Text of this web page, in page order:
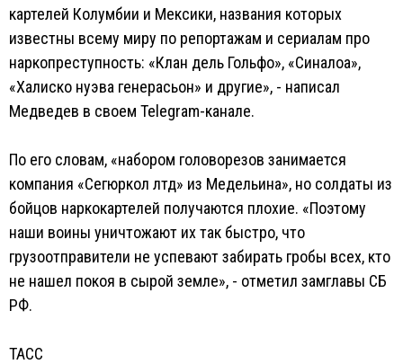
картелей Колумбии и Мексики, названия которых
известны всему миру по репортажам и сериалам про
наркопреступность: «Клан дель Гольфо», «Синалоа»,
«Халиско нуэва генерасьон» и другие», - написал
Медведев в своем Telegram-канале.
По его словам, «набором головорезов занимается
компания «Сегюркол лтд» из Медельина», но солдаты из
бойцов наркокартелей получаются плохие. «Поэтому
наши воины уничтожают их так быстро, что
грузоотправители не успевают забирать гробы всех, кто
не нашел покоя в сырой земле», - отметил замглавы СБ
РФ.
ТАСС